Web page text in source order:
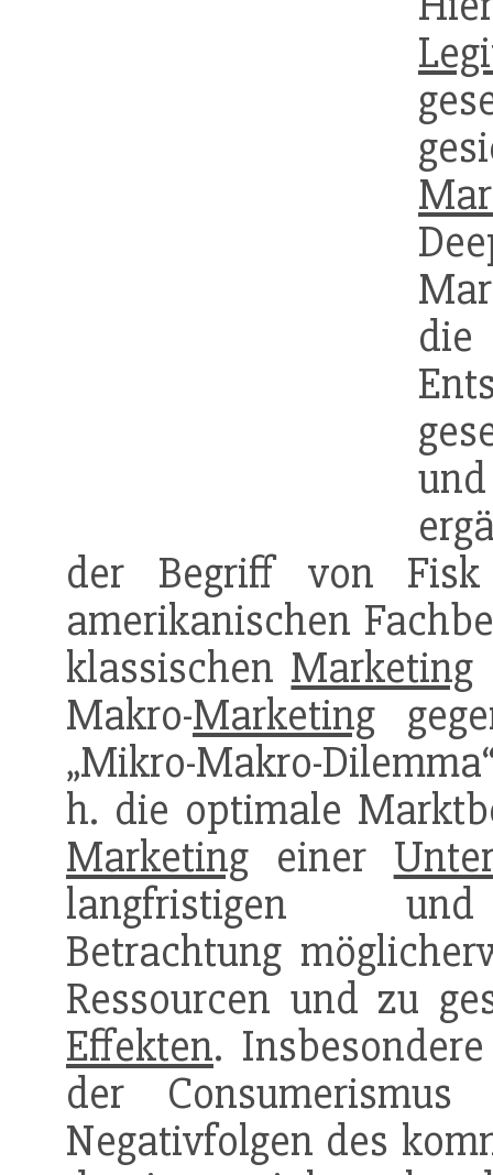
der Begriff von
amerikanischen
klassischen Marketing
Makro-Marketing
„Mikro-Makro-
h. die optimale
Marketing einer
langfristigen und
Betrachtung
Ressourcen und zu
Effekten.
der
Negativfolgen des